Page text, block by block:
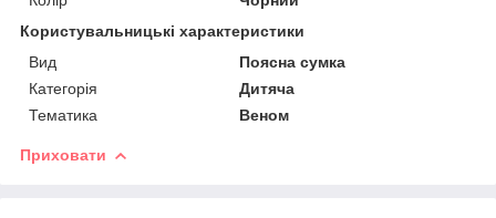
Користувальницькі характеристики
Вид
Поясна сумка
Категорія
Дитяча
Тематика
Веном
Приховати